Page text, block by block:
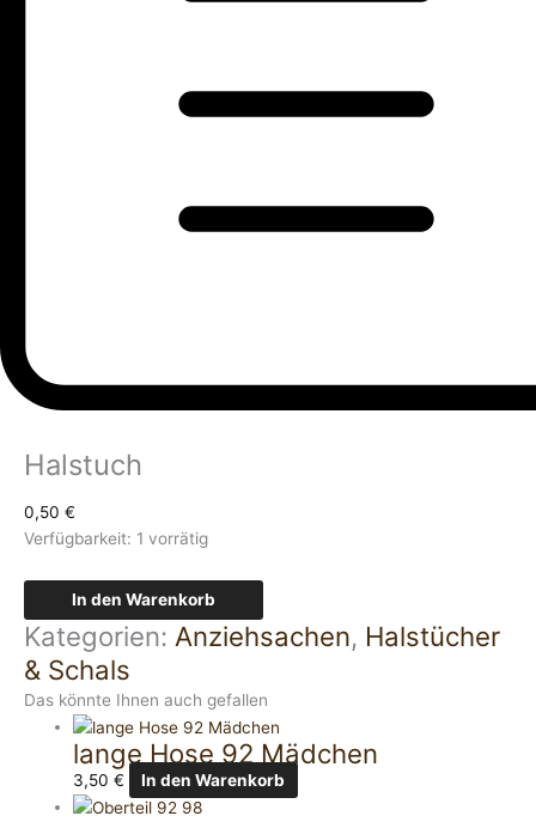
Halstuch
0,50 €
Verfügbarkeit: 1 vorrätig
In den Warenkorb
Kategorien: Anziehsachen, Halstücher
& Schals
Das könnte Ihnen auch gefallen
lange Hose 92 Mädchen
3,50€ In den Warenkorb